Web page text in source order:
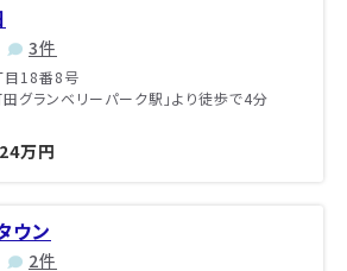
3件
目18番8号
グランベリーパーク駅」より徒歩で4分
万円
ウン
2件